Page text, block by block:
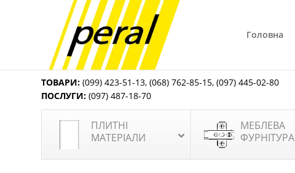
Головна
ТОВАРИ: (099) 423-51-13,(068) 762-85-15,(097) 445-02-80
ПОСЛУГИ: (097) 487-18-70
ПЛИТНІ
МАТЕРІАЛИ
МЕБЛЕВА
ФУРНІТУРА